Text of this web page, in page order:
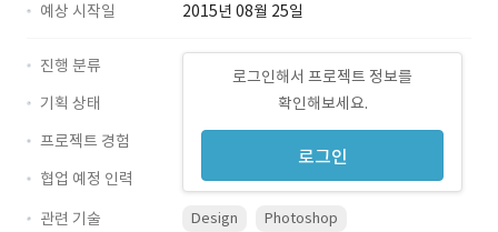
예상 시작일
2015년 08월 25일
로그인해서 프로젝트 정보를
확인해보세요.
로그인
진행 분류
기획 상태
프로젝트 경험
협업 예정 인력
관련 기술
Design Photoshop